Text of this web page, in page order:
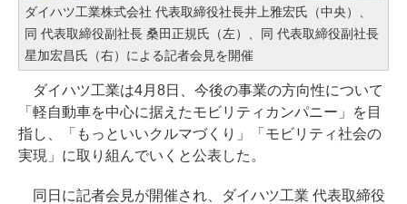
ダイハツ工業株式会社 代表取締役社長井上雅宏氏（中央）、
同 代表取締役副社長 桑田正規氏（左）、同 代表取締役副社長
星加宏昌氏（右）による記者会見を開催
ダイハツ工業は4月8日、今後の事業の方向性について
「軽自動車を中心に据えたモビリティカンパニー」を目
指し、「もっといいクルマづくり」「モビリティ社会の
実現」に取り組んでいくと公表した。
同日に記者会見が開催され、ダイハツ工業 代表取締役